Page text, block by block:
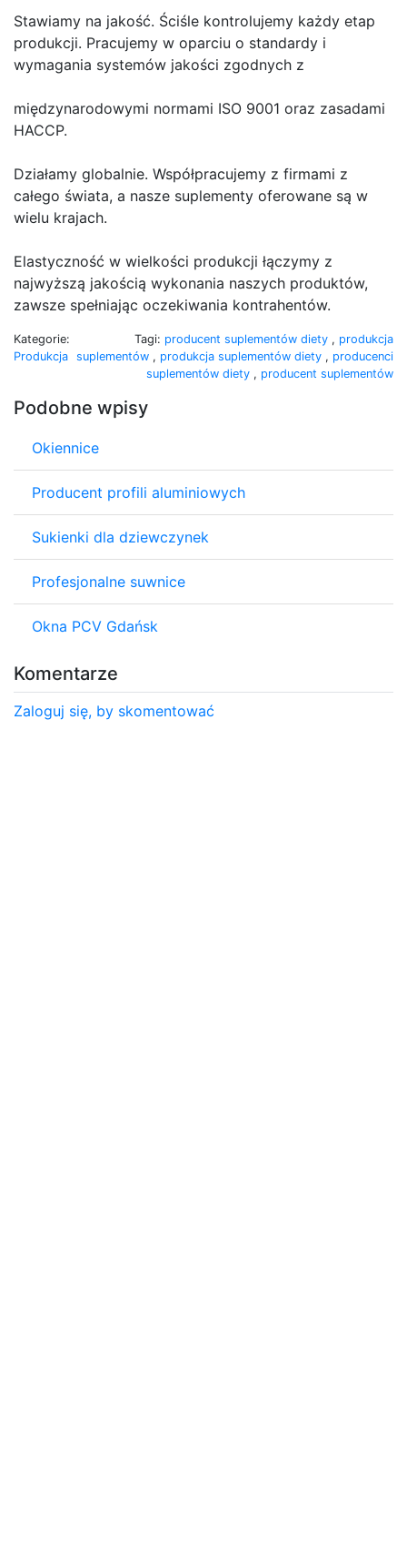
Stawiamy na jakość. Ściśle kontrolujemy każdy etap
produkcji. Pracujemy w oparciu o standardy i
wymagania systemów jakości zgodnych z
międzynarodowymi normami ISO 9001 oraz zasadami
HACCP.
Działamy globalnie. Współpracujemy z firmami z
całego świata, a nasze suplementy oferowane są w
wielu krajach.
Elastyczność w wielkości produkcji łączymy z
najwyższą jakością wykonania naszych produktów,
zawsze spełniając oczekiwania kontrahentów.
Kategorie:
Produkcja
Tagi: producent suplementów diety , produkcja
suplementów , produkcja suplementów diety , producenci
suplementów diety , producent suplementów
Podobne wpisy
Okiennice
Producent profili aluminiowych
Sukienki dla dziewczynek
Profesjonalne suwnice
Okna PCV Gdańsk
Komentarze
Zaloguj się, by skomentować